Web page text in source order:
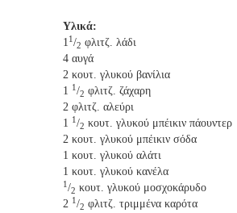
Υλικά:
11 /2 φλιτζ. λάδι
4 αυγά
2 κουτ. γλυκού βανίλια
1 1 /2 φλιτζ. ζάχαρη
2 φλιτζ. αλεύρι
1 1 /2 κουτ. γλυκού μπέικιν πάουντερ
2 κουτ. γλυκού μπέικιν σόδα
1 κουτ. γλυκού αλάτι
1 κουτ. γλυκού κανέλα
1 /2 κουτ. γλυκού μοσχοκάρυδο
2 1 /2 φλιτζ. τριμμένα καρότα